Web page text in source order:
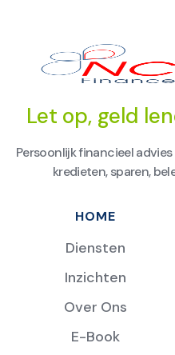
Let op, geld
Persoonlijk financieel
kredieten, sparen,
HOME
Diensten
Inzichten
Over Ons
E-Book